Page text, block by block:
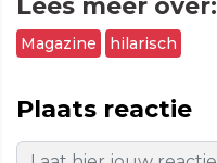
Lees meer over:
Magazine hilarisch
Plaats reactie